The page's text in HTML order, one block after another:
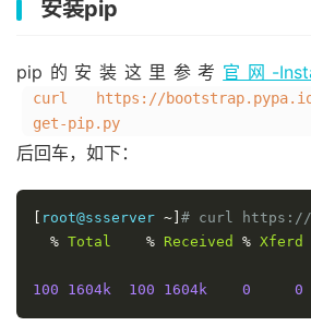
安装pip
pip的安装这里参考 官网-
curl https://
get-pip.py
后回车，如下：
[ root@ssserver ~] # curl https://
% Total % Received % Xferd
100
1604k 100 1604k 0 0